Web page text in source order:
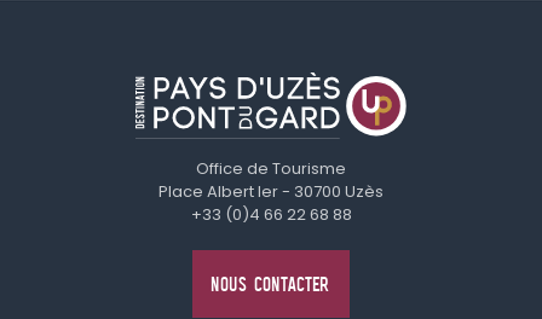
Office de Tourisme
Place Albert Ier - 30700 Uzès
+33 (0)4 66 22 68 88
NOUS CONTACTER